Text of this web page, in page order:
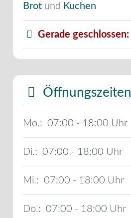
Brot und Kuchen
Gerade geschlossen:
Öffnungszeiten
Mo.: 07:00 - 18:00
Di.: 07:00 - 18:00
Mi.: 07:00 - 18:00
Do.: 07:00 - 18:00